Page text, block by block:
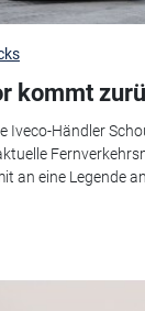
kommt
Iveco-Händler
an eine Legende an.